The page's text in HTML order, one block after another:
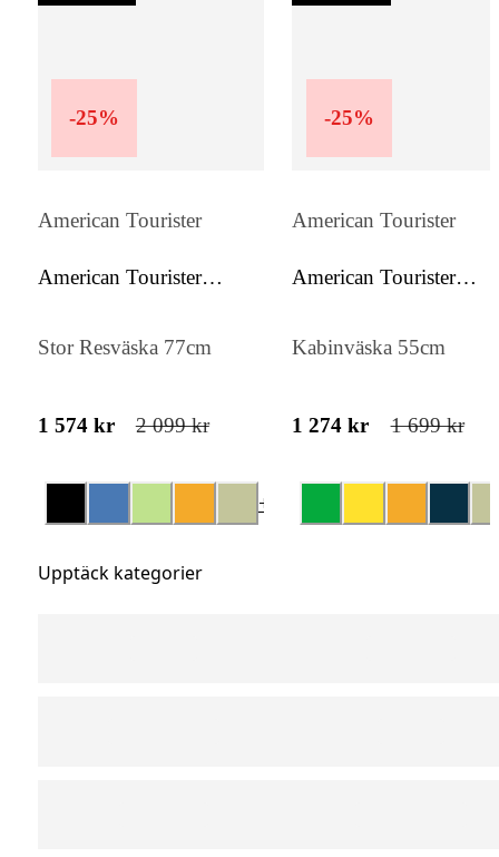
-25%
American Tourister
American Tourister
Stor Resväska 77cm
1 574 kr 2 099 kr
+
-25%
American Tourister
American Tourister
Kabinväska 55cm
1 274 kr 1 699 kr
Upptäck kategorier